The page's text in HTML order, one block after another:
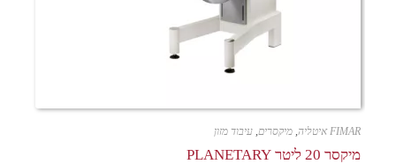
FIMAR איטליה , מיקסרים, עיבוד מזון
מיקסר 20 ליטר PLANETARY